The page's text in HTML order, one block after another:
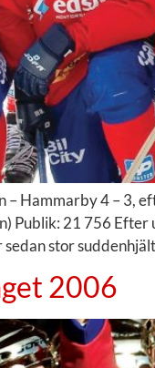
– Hammarby 4 – 3,
Publik: 21 756
sedan stor
2006